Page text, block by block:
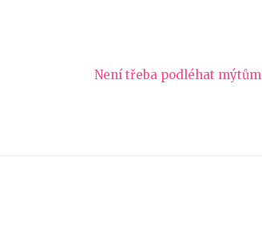
Není třeba podléhat mýtům